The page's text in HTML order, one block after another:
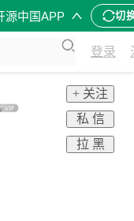
源中国APP 切
登录
+ 关注
私 信
拉 黑